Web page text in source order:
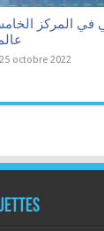
في المركز
25 octobre 2022